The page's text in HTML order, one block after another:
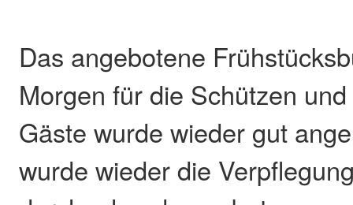
Das angebotene
Morgen für die Schützen
Gäste wurde wieder gut
wurde wieder die